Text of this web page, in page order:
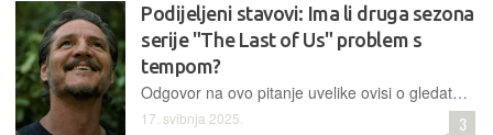
Podijeljeni stavovi: Ima li druga sezona
serije "The Last of Us" problem s
tempom?
Odgovor na ovo pitanje uvelike ovisi o gledateljskim prioritetima, ali i o tome jeste li ili niste igrali originalnu igru
17. svibnja 2025. 3